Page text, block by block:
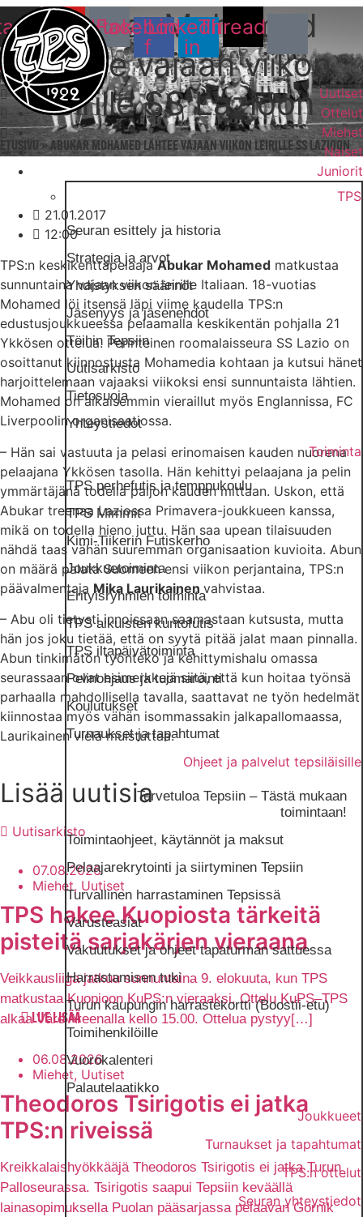
Mene
sisältöön
YoutubeTiktok
Facebook-
f
Linkedin-
in
Threads
Uutiset
Ottelut
Miehet
Naiset
Juniorit
TPS
Seuran esittely ja historia
Strategia ja arvot
Yhdistyksen säännöt
Jäsenyys ja jäsenehdot
Töihin Tepsiin
Uutisarkisto
Tietosuoja
Yhteystiedot
Toiminta
TPS perhefutis ja temppukoulu
TPS Mimmit
Kimi-Tiikerin Futiskerho
Joukkuetoiminta
Erityisryhmien toiminta
TPS aikuisten kuntofutis
TPS iltapäivätoiminta
Pelinohjaus ja tuomarointi
Koulutukset
Turnaukset ja tapahtumat
Ohjeet ja palvelut tepsiläisille
Tervetuloa Tepsiin – Tästä mukaan
toimintaan!
Toimintaohjeet, käytännöt ja maksut
Pelaajarekrytointi ja siirtyminen Tepsiin
Turvallinen harrastaminen Tepsissä
Varusteasiat
Vakuutukset ja ohjeet tapaturman sattuessa
Harrastamisen tuki
Turun kaupungin harrastekortti (Boostii-etu)
Toimihenkilöille
Vuorokalenteri
Palautelaatikko
Joukkueet
Turnaukset ja tapahtumat
TPS:n ottelut
Seuran yhteystiedot
Abukar Mohamed
lähtee vajaan viikon
leirille SS Lazioon
ETUSIVU»ABUKAR MOHAMED LÄHTEE VAJAAN VIIKON LEIRILLE SS LAZIOON
21.01.2017
12:00
TPS:n keskikenttäpelaajaAbukar Mohamed matkustaa
sunnuntaina vajaan viikon leirille Italiaan. 18-vuotias
Mohamed löi itsensä läpi viime kaudella TPS:n
edustusjoukkueessa pelaamalla keskikentän pohjalla 21
Ykkösen ottelua. Perinteinen roomalaisseura SS Lazio on
osoittanut kiinnostusta Mohamedia kohtaan ja kutsui hänet
harjoittelemaan vajaaksi viikoksi ensi sunnuntaista lähtien.
Mohamed on aikaisemmin vieraillut myös Englannissa, FC
Liverpoolin organisaatiossa.
– Hän sai vastuuta ja pelasi erinomaisen kauden nuorena
pelaajana Ykkösen tasolla. Hän kehittyi pelaajana ja pelin
ymmärtäjänä todella paljon kauden mittaan. Uskon, että
Abukar treenaa Laziossa Primavera-joukkueen kanssa,
mikä on todella hieno juttu. Hän saa upean tilaisuuden
nähdä taas vähän suuremman organisaation kuvioita. Abun
on määrä palata Suomeen ensi viikon perjantaina, TPS:n
päävalmentaja Mika Laurikainen vahvistaa.
– Abu oli tietysti innoissaan saamastaan kutsusta, mutta
hän jos joku tietää, että on syytä pitää jalat maan pinnalla.
Abun tinkimätön työnteko ja kehittymishalu omassa
seurassaan ovat esimerkkejä siitä, että kun hoitaa työnsä
parhaalla mahdollisella tavalla, saattavat ne työn hedelmät
kiinnostaa myös vähän isommassakin jalkapallomaassa,
Laurikainen vielä muistuttaa.
Lisää uutisia
Uutisarkisto
07.08.2026
Miehet, Uutiset
TPS hakee Kuopiosta tärkeitä
pisteitä sarjakärjen vieraana
Veikkausliiga jatkuu sunnuntaina 9. elokuuta, kun TPS
matkustaa Kuopioon KuPS:n vieraaksi. Ottelu KuPS–TPS
alkaa Väre Areenalla kello 15.00. Ottelua pystyy[…]
LUE LISÄÄ
06.08.2026
Miehet, Uutiset
Theodoros Tsirigotis ei jatka
TPS:n riveissä
Kreikkalaishyökkääjä Theodoros Tsirigotis ei jatka Turun
Palloseurassa. Tsirigotis saapui Tepsiin keväällä
lainasopimuksella Puolan pääsarjassa pelaavan Gornik